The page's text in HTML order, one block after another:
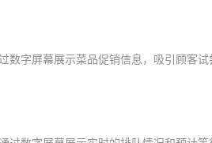
数字屏幕展示菜品促销信息，吸引顾客试